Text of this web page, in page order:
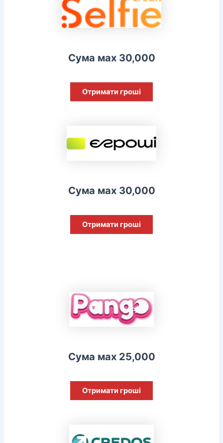
Сума мах 30,000
Отримати гроші
Сума мах 30,000
Отримати гроші
Сума мах 25,000
Отримати гроші